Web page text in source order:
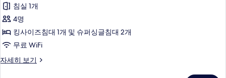
장
2
인
무
료
2
인
무
료
제
공
자
-
부
분
바
다
어
스
트
-
분
장
패
키
쿼
침실 1개
4명
킹사이즈침대 1개 및 슈퍼싱글침대 2개
무료 WiFi
자세히 보기
[수